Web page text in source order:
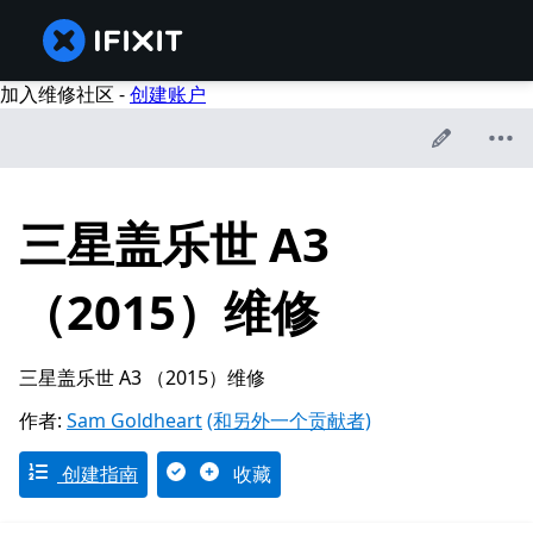
加入维修社区 -创建账户
三星盖乐世 A3
（2015）维修
三星盖乐世 A3 （2015）维修
作者: Sam Goldheart(和另外一个贡献者)
创建指南 收藏